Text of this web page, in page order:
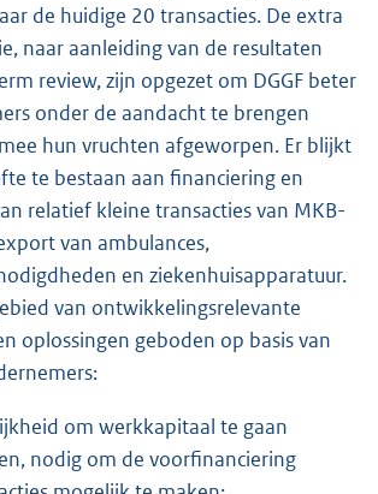
de huidige 20 transacties. De extra
naar aanleiding van de resultaten
review, zijn opgezet om DGGF beter
onder de aandacht te brengen
hun vruchten afgeworpen. Er blijkt
te bestaan aan financiering en
relatief kleine transacties van MKB-
van ambulances,
en ziekenhuisapparatuur.
van ontwikkelingsrelevante
oplossingen geboden op basis van
om werkkapitaal te gaan
nodig om de voorfinanciering